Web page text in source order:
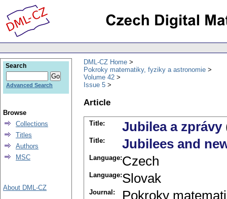
DML-CZ Home
Pokroky matematiky, fyziky a astronomie
Volume 42
Issue 5
Article
Title: Jubilea a zprávy
Title: Jubilees and
Language:Czech
Language:Slovak
Journal: Pokroky
Search
Advanced Search
Browse
Collections
Titles
Authors
MSC
About DML-CZ